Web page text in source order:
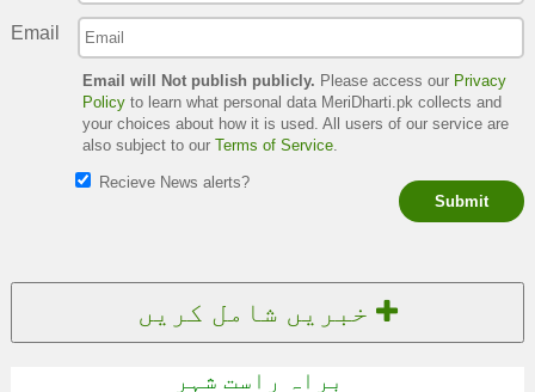
Email
Email will Not publish publicly. Please access our Privacy
Policyto learn what personal data MeriDharti.pk collects and
your choices about how it is used. All users of our service are
also subject to our Terms of Service.
Recieve News alerts?
Submit
خبریں شامل کریں
براہ راست شہر